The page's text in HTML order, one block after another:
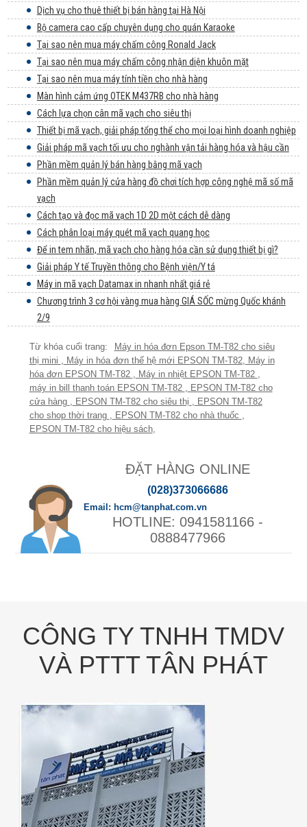
Dịch vụ cho thuê thiết bị bán hàng tại Hà Nội
Bộ camera cao cấp chuyên dụng cho quán Karaoke
Tại sao nên mua máy chấm công Ronald Jack
Tại sao nên mua máy chấm công nhận diện khuôn mặt
Tại sao nên mua máy tính tiền cho nhà hàng
Màn hình cảm ứng OTEK M437RB cho nhà hàng
Cách lựa chọn cân mã vạch cho siêu thị
Thiết bị mã vạch, giải pháp tổng thể cho mọi loại hình doanh nghiệp
Giải pháp mã vạch tối ưu cho nghành vận tải hàng hóa và hậu cần
Phần mềm quản lý bán hàng bằng mã vạch
Phần mềm quản lý cửa hàng đồ chơi tích hợp công nghệ mã số mã
vạch
Cách tạo và đọc mã vạch 1D 2D một cách dễ dàng
Cách phân loại máy quét mã vạch quang học
Để in tem nhãn, mã vạch cho hàng hóa cần sử dụng thiết bị gì?
Giải pháp Y tế Truyền thông cho Bệnh viện/Y tá
Máy in mã vạch Datamax in nhanh nhất giá rẻ
Chương trình 3 cơ hội vàng mua hàng GIÁ SỐC mừng Quốc khánh
2/9
Máy in hóa đơn Epson TM-T82 cho siêu
thị mini
Máy in hóa đơn thế hệ mới EPSON TM-T82, Máy in
hóa đơn EPSON TM-T82
Máy in nhiệt EPSON TM-T82
máy in bill thanh toán EPSON TM-T82
EPSON TM-T82 cho
cửa hàng
EPSON TM-T82 cho siêu thị
EPSON TM-T82
cho shop thời trang
EPSON TM-T82 cho nhà thuốc
EPSON TM-T82 cho hiệu sách,
ĐẶT HÀNG ONLINE
(028)373066686
0941581166 -
0888477966
hcm@tanphat.com.vn
CÔNG TY TNHH TMDV
VÀ PTTT TÂN PHÁT